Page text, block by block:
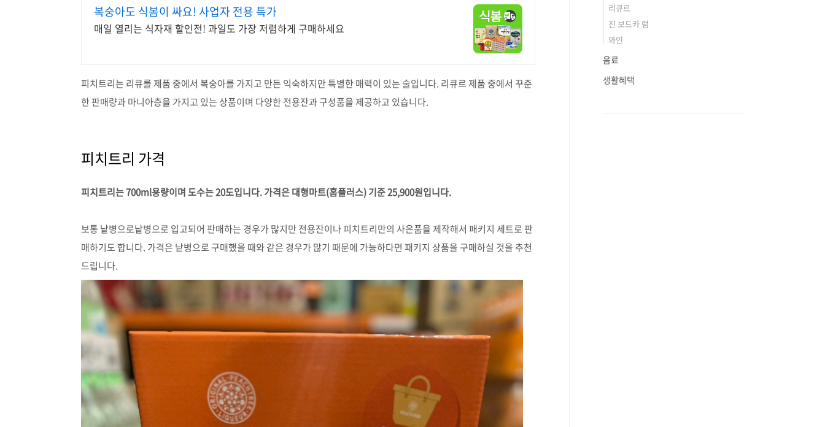
복숭아도 식봄이 싸요! 사업자 전용 특가
매일 열리는 식자재 할인전! 과일도 가장 저렴하게 구매하세요
피치트리는 리큐를 제품 중에서 복숭아를 가지고 만든 익숙하지만 특별한 매력이 있는 술입니다. 리큐르 제품 중에서 꾸준
한 판매량과 마니아층을 가지고 있는 상품이며 다양한 전용잔과 구성품을 제공하고 있습니다.
피치트리 가격
피치트리는 700ml용량이며 도수는 20도입니다. 가격은 대형마트(홈플러스) 기준 25,900원입니다.
보통 낱병으로낱병으로 입고되어 판매하는 경우가 많지만 전용잔이나 피치트리만의 사은품을 제작해서 패키지 세트로 판
매하기도 합니다. 가격은 낱병으로 구매했을 때와 같은 경우가 많기 때문에 가능하다면 패키지 상품을 구매하실 것을 추천
드립니다.
리큐르
진 보드카 럼
와인
음료
생활혜택